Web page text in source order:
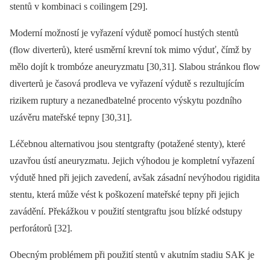
stentů v kombinaci s coilingem [29].
Moderní možností je vyřazení výdutě pomocí hustých stentů
(flow diverterů), které usměrní krevní tok mimo výduť, čímž by
mělo dojít k trombóze aneuryzmatu [30,31]. Slabou stránkou flow
diverterů je časová prodleva ve vyřazení výdutě s rezultujícím
rizikem ruptury a nezanedbatelné procento výskytu pozdního
uzávěru mateřské tepny [30,31].
Léčebnou alternativou jsou stentgrafty (potažené stenty), které
uzavřou ústí aneuryzmatu. Jejich výhodou je kompletní vyřazení
výdutě hned při jejich zavedení, avšak zásadní nevýhodou rigidita
stentu, která může vést k poškození mateřské tepny při jejich
zavádění. Překážkou v použití stentgraftu jsou blízké odstupy
perforátorů [32].
Obecným problémem při použití stentů v akutním stadiu SAK je